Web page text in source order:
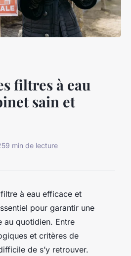
filtres à eau
sain et
9 min de lecture
à eau efficace et
pour garantir une
au quotidien. Entre
et critères de
de s’y retrouver.